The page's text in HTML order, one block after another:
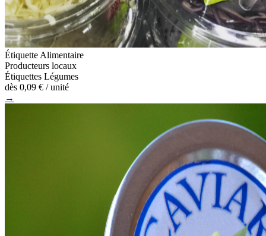
Étiquette Alimentaire
Producteurs locaux
Étiquettes Légumes
dès 0,09 € / unité
→